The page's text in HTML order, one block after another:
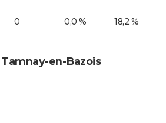
0 0,0 % 18,2 %
en-Bazois